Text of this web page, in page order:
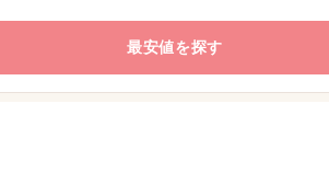
最安値を探す